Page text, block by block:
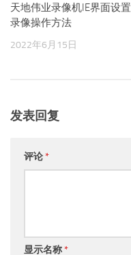
天地伟业录像机IE界面设置
录像操作方法
2022年6月15日
发表回复
评论*
显示名称*